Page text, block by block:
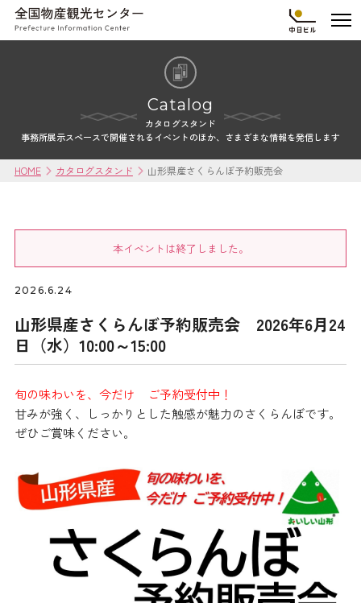
Catalog
カタログスタンド
事務所展示スペースで開催されるイベントのほか、さまざまな情報を発信します
HOME カタログスタンド 山形県産さくらんぼ予約販売会
本イベントは終了しました。
2026.6.24
山形県産さくらんぼ予約販売会 2026年6月24
日（水）10:00～15:00
旬の味わいを、今だけ ご予約受付中！
甘みが強く、しっかりとした触感が魅力のさくらんぼです。
ぜひご賞味ください。